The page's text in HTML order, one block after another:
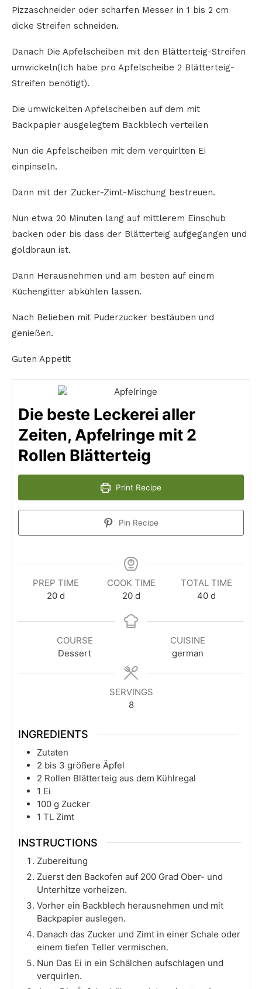
Pizzaschneider oder scharfen Messer in 1 bis 2 cm
dicke Streifen schneiden.
Danach Die Apfelscheiben mit den Blätterteig-Streifen
umwickeln(Ich habe pro Apfelscheibe 2 Blätterteig-
Streifen benötigt).
Die umwickelten Apfelscheiben auf dem mit
Backpapier ausgelegtem Backblech verteilen
Nun die Apfelscheiben mit dem verquirlten Ei
einpinseln.
Dann mit der Zucker-Zimt-Mischung bestreuen.
Nun etwa 20 Minuten lang auf mittlerem Einschub
backen oder bis dass der Blätterteig aufgegangen und
goldbraun ist.
Dann Herausnehmen und am besten auf einem
Küchengitter abkühlen lassen.
Nach Belieben mit Puderzucker bestäuben und
genießen.
Guten Appetit
Die beste Leckerei aller
Zeiten, Apfelringe mit 2
Rollen Blätterteig
Print Recipe
Pin Recipe
PREP TIME
20 d
COOK TIME
20 d
TOTAL TIME
40 d
COURSE
Dessert
CUISINE
german
SERVINGS
8
INGREDIENTS
Zutaten
2 bis 3 größere Äpfel
2 Rollen Blätterteig aus dem Kühlregal
1 Ei
100 g Zucker
1 TL Zimt
INSTRUCTIONS
Zubereitung
Zuerst den Backofen auf 200 Grad Ober- und
Unterhitze vorheizen.
Vorher ein Backblech herausnehmen und mit
Backpapier auslegen.
Danach das Zucker und Zimt in einer Schale oder
einem tiefen Teller vermischen.
Nun Das Ei in ein Schälchen aufschlagen und
verquirlen.